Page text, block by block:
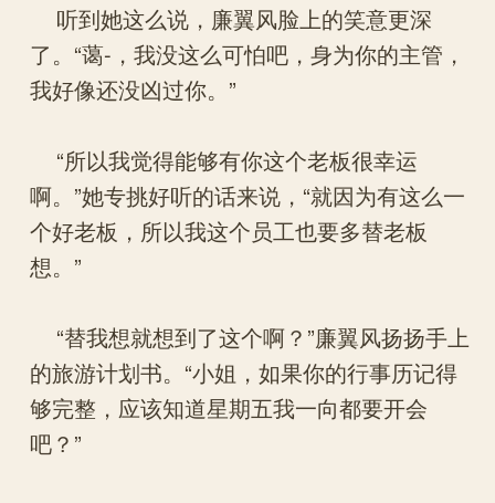
听到她这么说，廉翼风脸上的笑意更深
了。“蔼-，我没这么可怕吧，身为你的主管，
我好像还没凶过你。”
“所以我觉得能够有你这个老板很幸运
啊。”她专挑好听的话来说，“就因为有这么一
个好老板，所以我这个员工也要多替老板
想。”
“替我想就想到了这个啊？”廉翼风扬扬手上
的旅游计划书。“小姐，如果你的行事历记得
够完整，应该知道星期五我一向都要开会
吧？”